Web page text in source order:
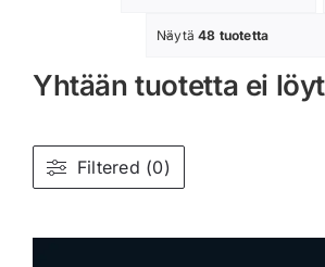
Ennakot
Greidatut kortit
Näytä48 tuotetta
Yhtään tuotetta ei
Filtered (0)